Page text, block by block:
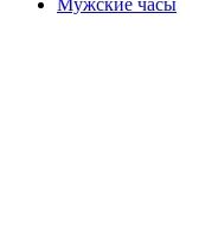
Мужские часы